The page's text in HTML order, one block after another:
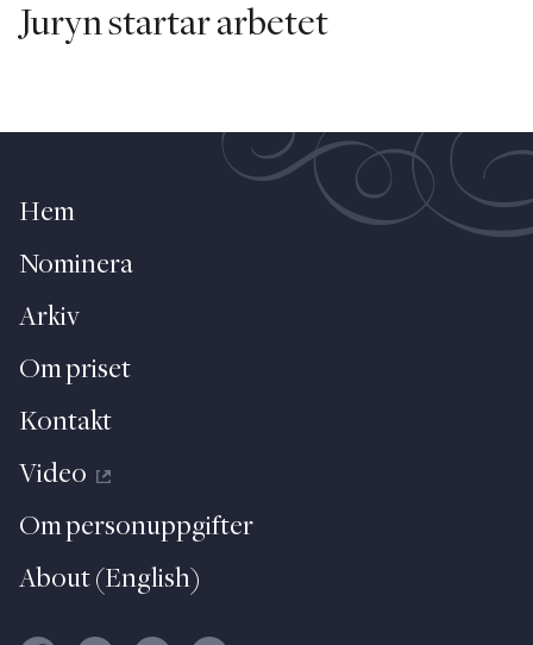
Juryn startar arbetet
Hem
Nominera
Arkiv
Om priset
Kontakt
Video
Om personuppgifter
About (English)